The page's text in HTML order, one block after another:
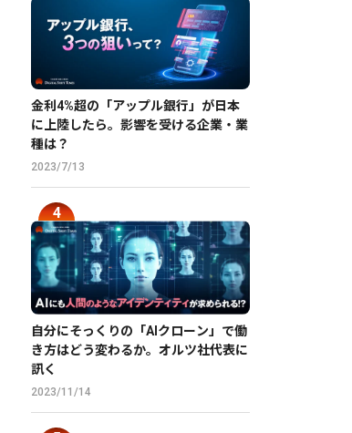
金利4%超の「アップル銀行」が日本
に上陸したら。影響を受ける企業・業
種は？
2023/7/13
自分にそっくりの「AIクローン」で働
き方はどう変わるか。オルツ社代表に
訊く
2023/11/14